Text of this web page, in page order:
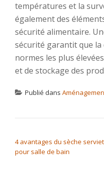
températures et la
également des
sécurité alimentaire.
sécurité garantit que
normes les plus
et de stockage des
Publié dans
4 avantages du sèche
pour salle de bain